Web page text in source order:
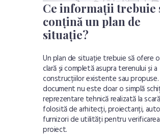
Ce informații trebuie
conțină un plan de
situație?
Un plan de situație trebuie să ofere
clară și completă asupra terenului și a
construcțiilor existente sau
document nu este doar o simplă
reprezentare tehnică realizată la
folosită de arhitecți, proiectanți,
furnizori de utilități pentru
proiect.